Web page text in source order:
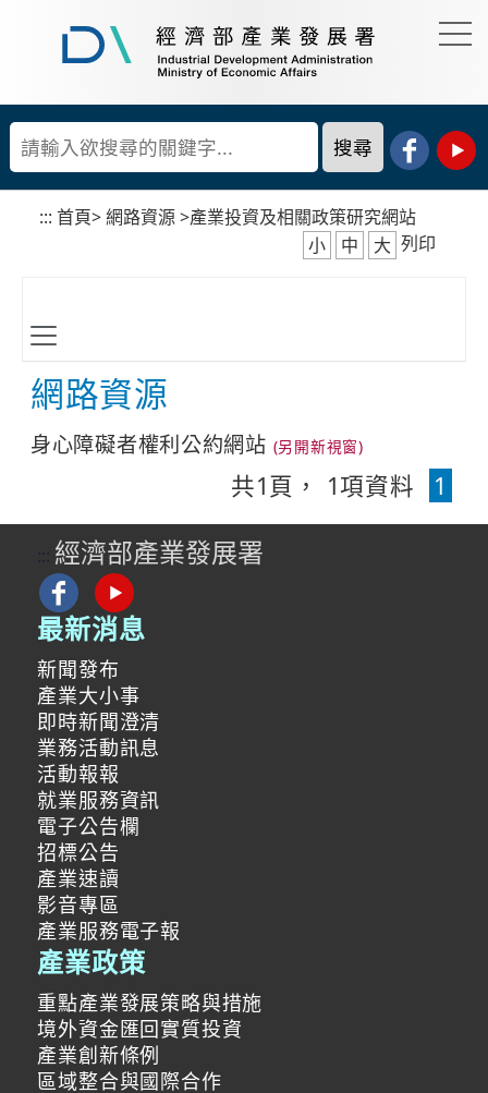
到
主
要
內
容
塊
濟
部
業
發
展
署
::: 首頁>網路資源>產業投資及相關政策研究網站
小
中 大 列印
網路資源
身心障礙者權利公約網站
共1頁， 1項資料 1
::: 經濟部產業發展署
最新消息
新聞發布
產業大小事
即時新聞澄清
業務活動訊息
活動報報
就業服務資訊
電子公告欄
招標公告
產業速讀
影音專區
產業服務電子報
產業政策
重點產業發展策略與措施
境外資金匯回實質投資
產業創新條例
區域整合與國際合作